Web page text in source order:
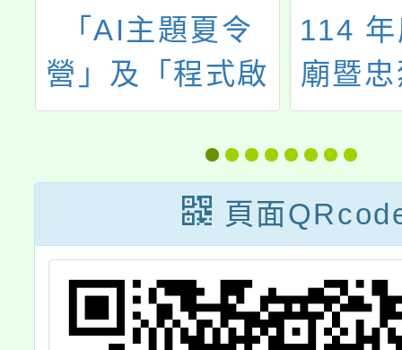
「AI主題夏令
營」及「程式啟
蒙冒險營」課程
114
廟暨
文化
育入
教
頁面